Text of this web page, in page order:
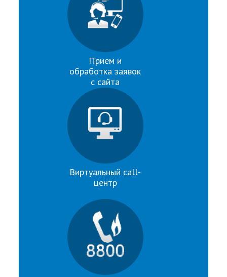
Прием и
обработка заявок
с сайта
Виртуальный call-
центр